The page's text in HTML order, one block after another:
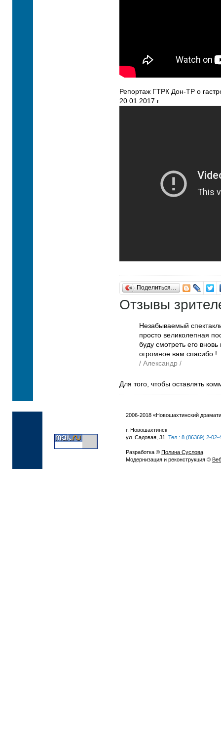
Репортаж ГТРК Дон-ТР о
20.01.2017 г.
Поделиться…
Отзывы
Незабываемый
просто великолепная
буду смотреть его
огромное вам спасибо !
/ Александр /
Для того, чтобы оставлять
2006-2018 «Новошахтинский
г. Новошахтинск
ул. Садовая, 31. Тел.: 8 (86369) 2-02-
Разработка © Полина Суслова
Модернизация и реконструкция ©